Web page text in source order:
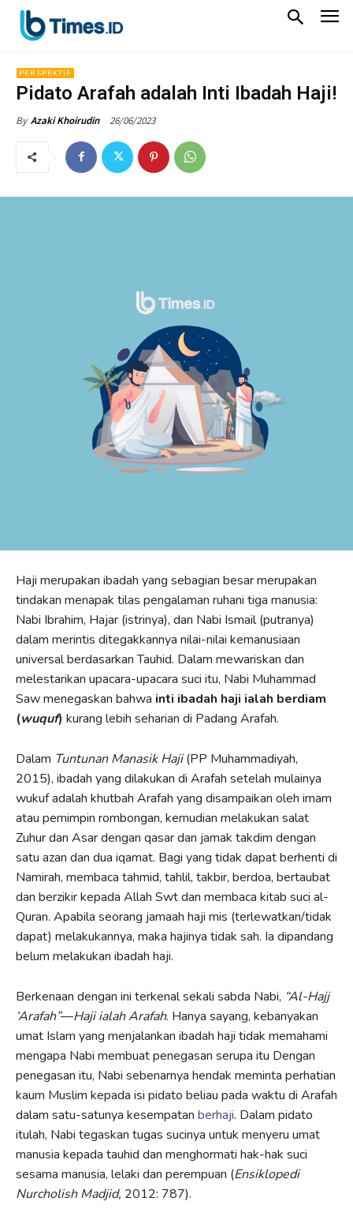
PERSPEKTIF
Pidato Arafah adalah Inti Ibadah Haji!
By Azaki Khoirudin 26/06/2023
Haji merupakan ibadah yang sebagian besar merupakan
tindakan menapak tilas pengalaman ruhani tiga manusia:
Nabi Ibrahim, Hajar (istrinya), dan Nabi Ismail (putranya)
dalam merintis ditegakkannya nilai-nilai kemanusiaan
universal berdasarkan Tauhid. Dalam mewariskan dan
melestarikan upacara-upacara suci itu, Nabi Muhammad
Saw menegaskan bahwa inti ibadah haji ialah berdiam
(wuquf) kurang lebih seharian di Padang Arafah.
Dalam Tuntunan Manasik Haji(PP Muhammadiyah,
2015), ibadah yang dilakukan di Arafah setelah mulainya
wukuf adalah khutbah Arafah yang disampaikan oleh imam
atau pemimpin rombongan, kemudian melakukan salat
Zuhur dan Asar dengan qasar dan jamak takdim dengan
satu azan dan dua iqamat. Bagi yang tidak dapat berhenti di
Namirah, membaca tahmid, tahlil, takbir, berdoa, bertaubat
dan berzikir kepada Allah Swt dan membaca kitab suci al-
Quran. Apabila seorang jamaah haji mis (terlewatkan/tidak
dapat) melakukannya, maka hajinya tidak sah. Ia dipandang
belum melakukan ibadah haji.
Berkenaan dengan ini terkenal sekali sabda Nabi, “Al-Hajj
‘Arafah”—Haji ialah Arafah. Hanya sayang, kebanyakan
umat Islam yang menjalankan ibadah haji tidak memahami
mengapa Nabi membuat penegasan serupa itu Dengan
penegasan itu, Nabi sebenarnya hendak meminta perhatian
kaum Muslim kepada isi pidato beliau pada waktu di Arafah
dalam satu-satunya kesempatan berhaji. Dalam pidato
itulah, Nabi tegaskan tugas sucinya untuk menyeru umat
manusia kepada tauhid dan menghormati hak-hak suci
sesama manusia, lelaki dan perempuan (Ensiklopedi
Nurcholish Madjid, 2012: 787).